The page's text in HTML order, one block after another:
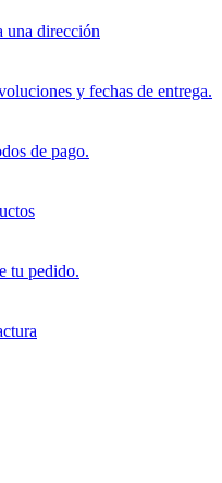
una dirección
y fechas de entrega.
de pago.
tu pedido.